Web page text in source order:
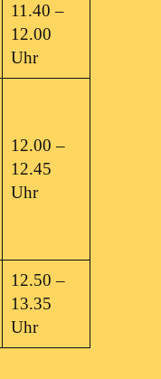
11.40 –
12.00
Uhr
12.00 –
12.45
Uhr
12.50 –
13.35
Uhr